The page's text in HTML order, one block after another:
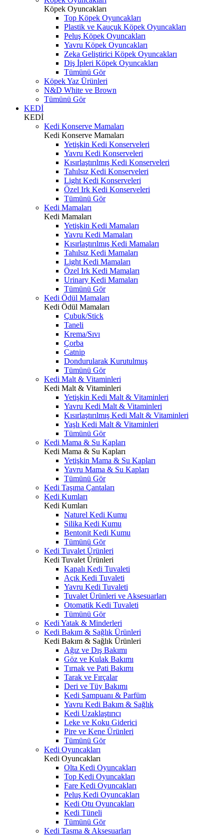
Köpek Oyuncakları
Top Köpek Oyuncakları
Plastik ve Kauçuk Köpek Oyuncakları
Peluş Köpek Oyuncakları
Yavru Köpek Oyuncakları
Zeka Geliştirici Köpek Oyuncakları
Diş İpleri Köpek Oyuncakları
Tümünü Gör
Köpek Yaz Ürünleri
N&D White ve Brown
Tümünü Gör
KEDİ
KEDİ
Kedi Konserve Mamaları
Kedi Konserve Mamaları
Yetişkin Kedi Konserveleri
Yavru Kedi Konserveleri
Kısırlaştırılmış Kedi Konserveleri
Tahılsız Kedi Konserveleri
Light Kedi Konserveleri
Özel Irk Kedi Konserveleri
Tümünü Gör
Kedi Mamaları
Kedi Mamaları
Yetişkin Kedi Mamaları
Yavru Kedi Mamaları
Kısırlaştırılmış Kedi Mamaları
Tahılsız Kedi Mamaları
Light Kedi Mamaları
Özel Irk Kedi Mamaları
Urinary Kedi Mamaları
Tümünü Gör
Kedi Ödül Mamaları
Kedi Ödül Mamaları
Çubuk/Stick
Taneli
Krema/Sıvı
Çorba
Catnip
Dondurularak Kurutulmuş
Tümünü Gör
Kedi Malt & Vitaminleri
Kedi Malt & Vitaminleri
Yetişkin Kedi Malt & Vitaminleri
Yavru Kedi Malt & Vitaminleri
Kısırlaştırılmış Kedi Malt & Vitaminleri
Yaşlı Kedi Malt & Vitaminleri
Tümünü Gör
Kedi Mama & Su Kapları
Kedi Mama & Su Kapları
Yetişkin Mama & Su Kapları
Yavru Mama & Su Kapları
Tümünü Gör
Kedi Taşıma Çantaları
Kedi Kumları
Kedi Kumları
Naturel Kedi Kumu
Silika Kedi Kumu
Bentonit Kedi Kumu
Tümünü Gör
Kedi Tuvalet Ürünleri
Kedi Tuvalet Ürünleri
Kapalı Kedi Tuvaleti
Açık Kedi Tuvaleti
Yavru Kedi Tuvaleti
Tuvalet Ürünleri ve Aksesuarları
Otomatik Kedi Tuvaleti
Tümünü Gör
Kedi Yatak & Minderleri
Kedi Bakım & Sağlık Ürünleri
Kedi Bakım & Sağlık Ürünleri
Ağız ve Dış Bakımı
Göz ve Kulak Bakımı
Tırnak ve Pati Bakımı
Tarak ve Fırçalar
Deri ve Tüy Bakımı
Kedi Şampuanı & Parfüm
Yavru Kedi Bakım & Sağlık
Kedi Uzaklaştırıcı
Leke ve Koku Giderici
Pire ve Kene Ürünleri
Tümünü Gör
Kedi Oyuncakları
Kedi Oyuncakları
Olta Kedi Oyuncakları
Top Kedi Oyuncakları
Fare Kedi Oyuncakları
Peluş Kedi Oyuncakları
Kedi Otu Oyuncakları
Kedi Tüneli
Tümünü Gör
Kedi Tasma & Aksesuarları